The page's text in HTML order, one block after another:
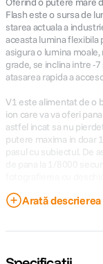
Flash este o sursa de
starea actuala a
aceasta lumina flexibila
asigura o lumina
grade, se inclina intre -
atasarea rapida a
V1 este alimentat de o
ion care va va oferi
astfel incat sa nu
putere maxima in doar
pasul cu subiectul. De
V1 poate functiona atat
Arată